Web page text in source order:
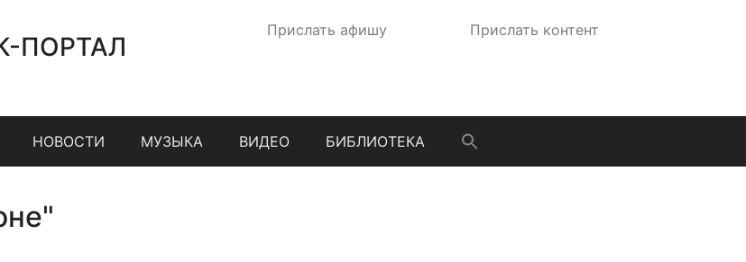
ПОРТАЛ
Прислать афишу Прислать контент
НОВОСТИ МУЗЫКА ВИДЕО БИБЛИОТЕКА